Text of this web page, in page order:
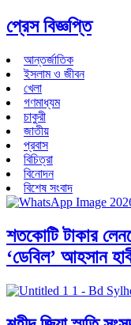
প্রেস বিজ্ঞপ্তি
আন্তর্জাতিক
ইসলাম ও জীবন
খেলা
গণমাধ্যম
চাকুরী
জাতীয়
প্রবাস
বিচিত্রা
বিনোদন
বিশেষ সংবাদ
শতকোটি টাকার
‘ডেবিল’ আহসান